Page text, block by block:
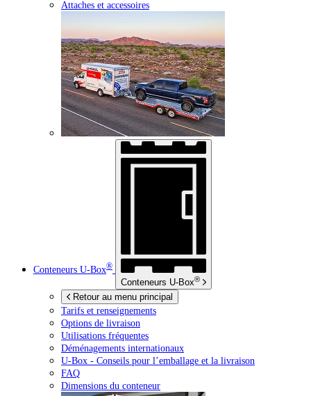
Attaches et accessoires
Conteneurs U-Box®
Conteneurs U-Box®
Retour au menu principal
Tarifs et renseignements
Options de livraison
Utilisations fréquentes
Déménagements internationaux
U-Box - Conseils pour l’emballage et la livraison
FAQ
Dimensions du conteneur